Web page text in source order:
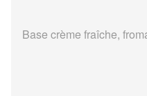
Base crème fraîche,